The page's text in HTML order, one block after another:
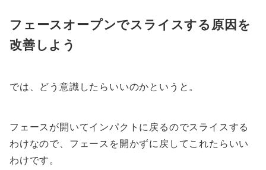
フェースオープンでスライスする原因を
改善しよう
では、どう意識したらいいのかというと。
フェースが開いてインパクトに戻るのでスライスする
わけなので、フェースを開かずに戻してこれたらいい
わけです。